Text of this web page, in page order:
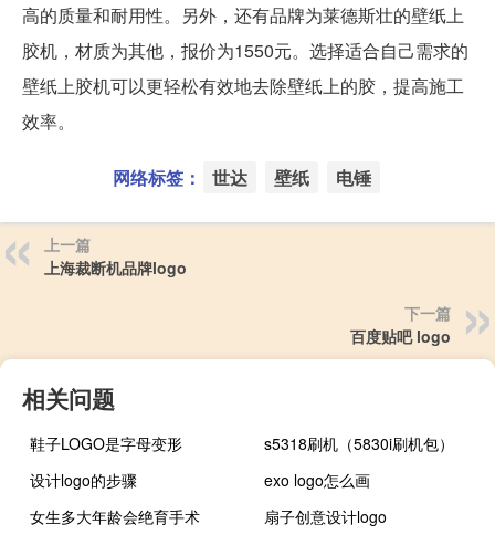
高的质量和耐用性。另外，还有品牌为莱德斯壮的壁纸上
胶机，材质为其他，报价为1550元。选择适合自己需求的
壁纸上胶机可以更轻松有效地去除壁纸上的胶，提高施工
效率。
网络标签： 世达 壁纸 电锤
上一篇
上海裁断机品牌logo
下一篇
百度贴吧 logo
相关问题
鞋子LOGO是字母变形
s5318刷机（5830i刷机包）
设计logo的步骤
exo logo怎么画
女生多大年龄会绝育手术
扇子创意设计logo